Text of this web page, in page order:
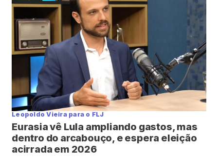
Leopoldo Vieira para o FLJ
Eurasia vê Lula ampliando gastos, mas
dentro do arcabouço, e espera eleição
acirrada em 2026